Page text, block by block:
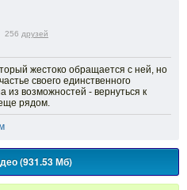
256 друзей
жестоко обращается с ней, но
своего единственного
из возможностей - вернуться к
рядом.
(931.53 Мб)